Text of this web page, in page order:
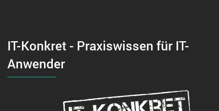
IT-Konkret - Praxiswissen für IT-
Anwender